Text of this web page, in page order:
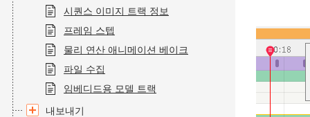
시퀀스 이미지 트랙 정보
프레임 스텝
물리 연산 애니메이션 베이크
파일 수집
임베디드용 모델 트랙
내보내기